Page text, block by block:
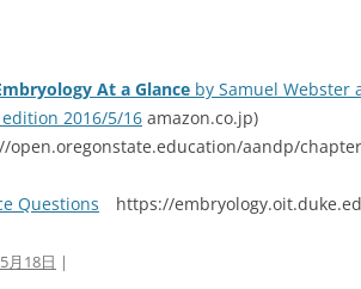
At a Glance by Samuel Webster
2016/5/16 amazon.co.jp)
aandp/
Questions https://
月18日 |